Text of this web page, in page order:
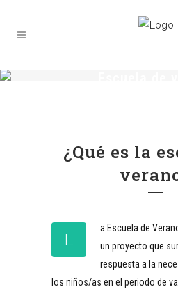
¿Qué es la
L
a Escuela de
un proyecto que
respuesta a la
los niños/as en el periodo de